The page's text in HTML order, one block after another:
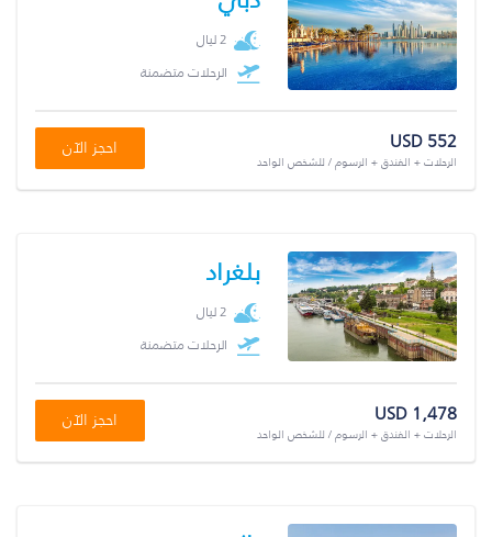
2 ليال
الرحلات متضمنة
USD 552
الرحلات + الفندق + الرسوم / للشخص الواحد
احجز الآن
بلغراد
2 ليال
الرحلات متضمنة
USD 1,478
الرحلات + الفندق + الرسوم / للشخص الواحد
احجز الآن